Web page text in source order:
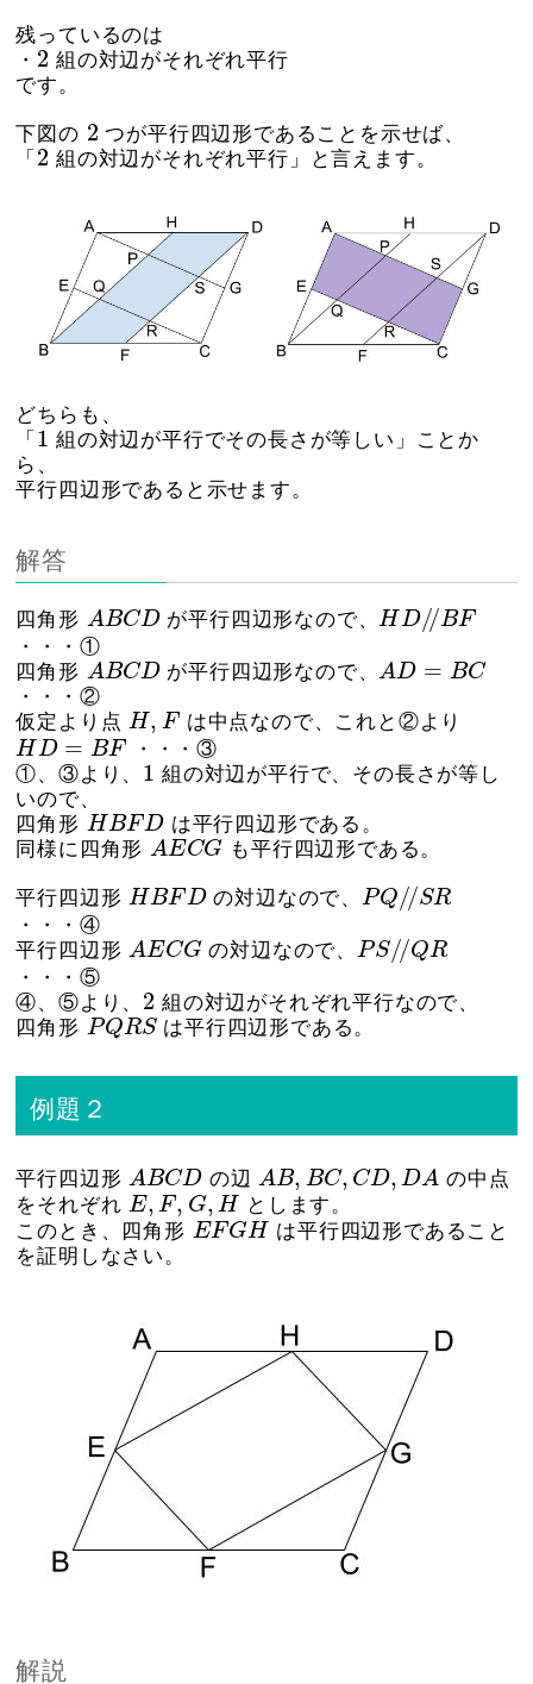
残っているのは
・ 2
2 組の対辺がそれぞれ平行
です。
下図の 2
2 つが平行四辺形であることを示せば、
「 2
2 組の対辺がそれぞれ平行」と言えます。
どちらも、
「 1
1 組の対辺が平行でその長さが等しい」ことか
ら、
平行四辺形であると示せます。
解答
四角形 ABCD
A BCD が平行四辺形なので、HD//BF
HD// B F
・・・①
四角形 ABCD
ABCD が平行四辺形なので、AD = BC
A D= C
・・・②
仮定より点H, F
H, F は中点なので、これと②より
H D = BF
HD=B F
・・・③
①、③より、 1
1 組の対辺が平行で、その長さが等し
いので、
四角形 H BFD
HBFD
は平行四辺形である。
同様に四角形 A ECG
A ECG も平行四辺形である。
平行四辺形 H BF D
HBFD の対辺なので、 PQ //SR
PQ/ /SR
・・・④
平行四辺形 A ECG
A ECG の対辺なので、 PS//Q R
PS/ /QR
・・・⑤
④、⑤より、 2
2 組の対辺がそれぞれ平行なので、
四角形 PQ RS
PQRSは平行四辺形である。
例題２
平行四辺形ABCD
A BCD の辺AB, BC, CD, DA
A B, BC,C D,D A
の中点
をそれぞれE, F, G, H
E,F,G,H
とします。
このとき、四角形 EFGH
EFGH
は平行四辺形であること
を証明しなさい。
解説